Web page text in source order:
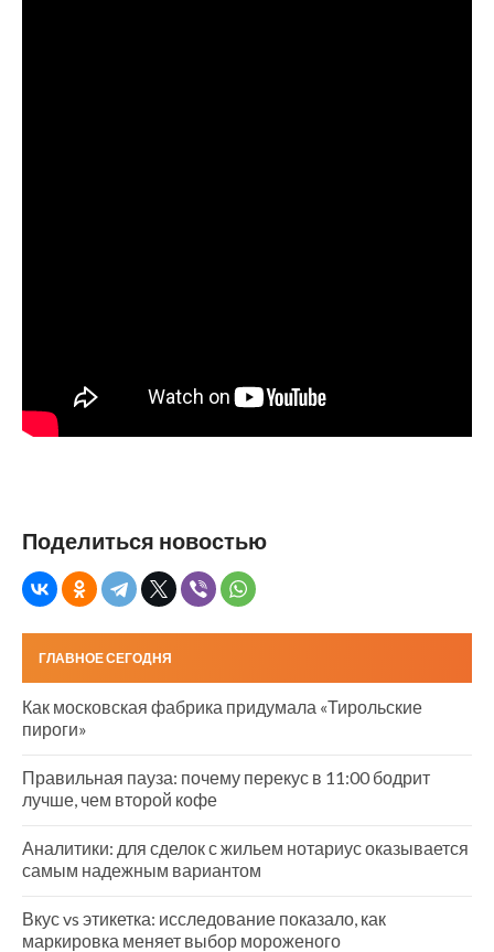
Поделиться новостью
ГЛАВНОЕ СЕГОДНЯ
Как московская фабрика придумала «Тирольские
пироги»
Правильная пауза: почему перекус в 11:00 бодрит
лучше, чем второй кофе
Аналитики: для сделок с жильем нотариус оказывается
самым надежным вариантом
Вкус vs этикетка: исследование показало, как
маркировка меняет выбор мороженого